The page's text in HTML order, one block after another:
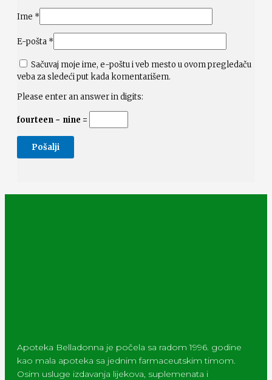
Ime *
E-pošta *
Sačuvaj moje ime, e-poštu i veb mesto u ovom pregledaču
veba za sledeći put kada komentarišem.
Please enter an answer in digits:
fourteen − nine =
Apoteka Belladonna je počela sa radom 1996. godine
kao mala apoteka sa jednim farmaceutskim timom.
Osim usluge izdavanja lijekova, suplemenata i